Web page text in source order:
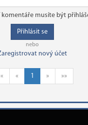
komentáře musíte být
Přihlásit se
nebo
nový účet
« 1 » »»